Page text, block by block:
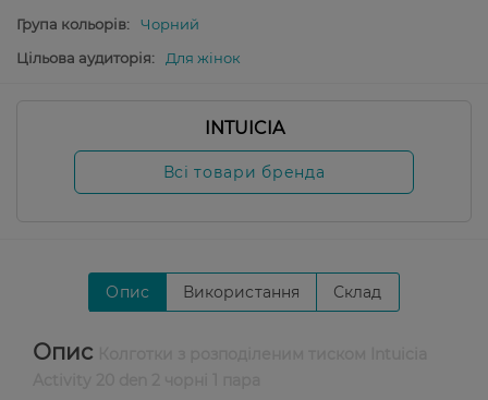
Група кольорів:
Чорний
Цільова аудиторія:
Для жінок
INTUICIA
Всі товари бренда
Опис Використання Склад
Опис